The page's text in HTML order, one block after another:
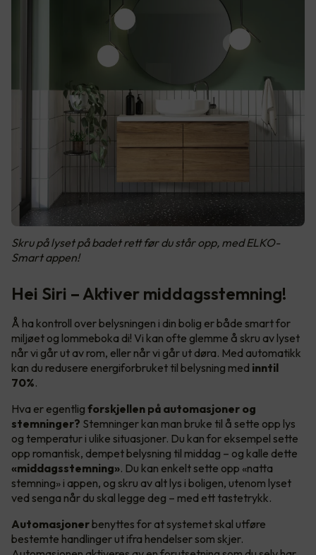
Skru på lyset på badet rett før du står opp, med ELKO-
Smart appen!
Hei Siri – Aktiver middagsstemning!
Å ha kontroll over belysningen i din bolig er både smart for
miljøet og lommeboka di! Vi kan ofte glemme å skru av lyset
når vi går ut av rom, eller når vi går ut døra. Med automatikk
kan du redusere energiforbruket til belysning med inntil
70%.
Hva er egentlig forskjellen på automasjoner og
stemninger? Stemninger kan man bruke til å sette opp lys
og temperatur i ulike situasjoner. Du kan for eksempel sette
opp romantisk, dempet belysning til middag – og kalle dette
«middagsstemning». Du kan enkelt sette opp «natta
stemning» i appen, og skru av alt lys i boligen, utenom lyset
ved senga når du skal legge deg – med ett tastetrykk.
Automasjonerbenyttes for at systemet skal utføre
bestemte handlinger ut ifra hendelser som skjer.